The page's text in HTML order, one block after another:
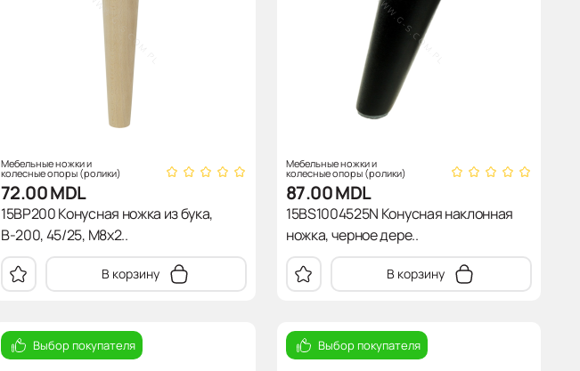
Мебельные ножки и
колесные опоры (ролики)
72.00MDL
15BP200 Конусная ножка из бука,
В-200, 45/25, M8x2..
В корзину
Мебельные ножки и
колесные опоры (ролики)
87.00MDL
15BS1004525N Конусная наклонная
ножка, черное дере..
В корзину
Выбор покупателя Выбор покупателя